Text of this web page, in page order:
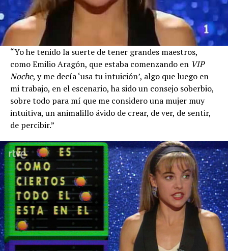
“Yo he tenido la suerte de tener grandes maestros,
como Emilio Aragón, que estaba comenzando en VIP
Noche, y me decía ‘usa tu intuición’, algo que luego en
mi trabajo, en el escenario, ha sido un consejo soberbio,
sobre todo para mí que me considero una mujer muy
intuitiva, un animalillo ávido de crear, de ver, de sentir,
de percibir.”